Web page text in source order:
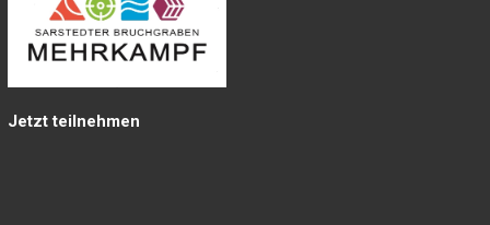
Jetzt teilnehmen